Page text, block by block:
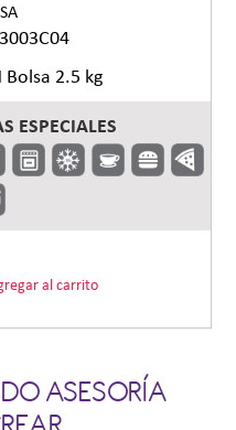
Bolsa 2.5 kg
ESPECIALES
al carrito
ASESORÍA